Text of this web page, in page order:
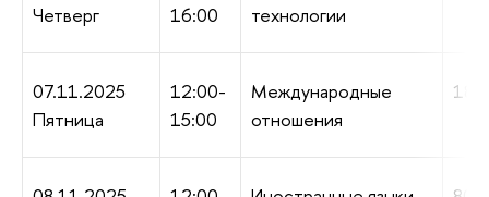
Четверг
16:00
технологии
07.11.2025
Пятница
12:00-
15:00
Международные
отношения
180